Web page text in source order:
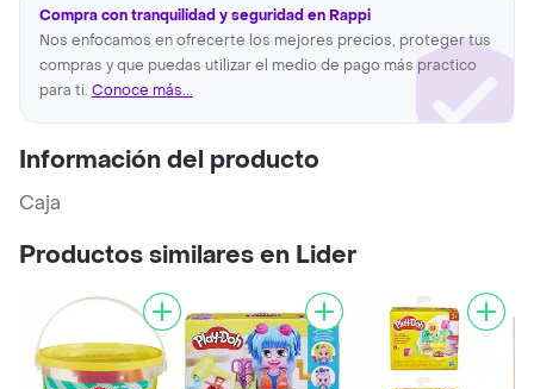
Compra con tranquilidad y seguridad en Rappi
Nos enfocamos en ofrecerte los mejores precios, proteger tus
compras y que puedas utilizar el medio de pago más practico
para ti. Conoce más...
Información del producto
Caja
Productos similares en Lider